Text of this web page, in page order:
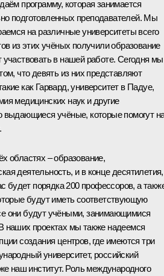
программу, которая занимается
подготовленных преподавателей. Мы
на различные университеты всего
из этих учёных получили образование
в нашей работе. Сегодня мы
что девять из них представляют
как Гарвард, университет в Падуе,
медицинских наук и другие
выдающиеся учёные, которые помогут
областях – образование,
деятельность, и в конце десятилетия,
будет порядка 200 профессоров, а
будут иметь соответствующую
они будут учёными, занимающимися
наших проектах мы также надеемся
создания центров, где имеются три
университет, российский
наш институт. Роль международного